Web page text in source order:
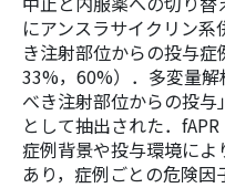
にアンスラサイクリン
き注射部位からの投与
33%，60%）．多変量
べき注射部位からの投
として抽出された．
症例背景や投与環境によ
あり，症例ごとの危険因